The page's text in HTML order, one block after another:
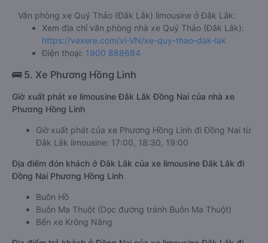
Văn phòng xe Quý Thảo (Đắk Lắk) limousine ở Đắk Lắk:
Xem địa chỉ văn phòng nhà xe Quý Thảo (Đắk Lắk):
https://vexere.com/vi-VN/xe-quy-thao-dak-lak
Điện thoại: 1900 888684
🚌 5. Xe Phương Hồng Linh
Giờ xuất phát xe limousine Đắk Lắk Đồng Nai của nhà xe
Phương Hồng Linh
Giờ xuất phát của xe Phương Hồng Linh đi Đồng Nai từ
Đắk Lắk limousine: 17:00, 18:30, 19:00
Địa điểm đón khách ở Đắk Lắk của xe limousine Đắk Lắk đi
Đồng Nai Phương Hồng Linh
Buôn Hồ
Buôn Ma Thuột (Dọc đường tránh Buôn Ma Thuột)
Bến xe Krông Năng